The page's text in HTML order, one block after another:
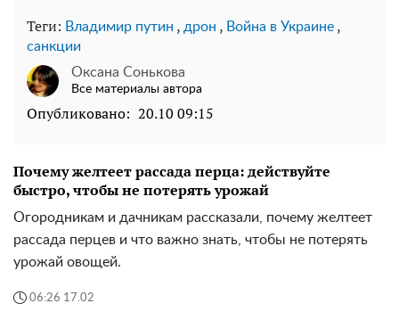
Теги: Владимир путин , дрон , Война в Украине ,
санкции
Оксана Сонькова
Все материалы автора
Опубликовано: 20.10 09:15
Почему желтеет рассада перца: действуйте
быстро, чтобы не потерять урожай
Огородникам и дачникам рассказали, почему желтеет
рассада перцев и что важно знать, чтобы не потерять
урожай овощей.
06:26 17.02